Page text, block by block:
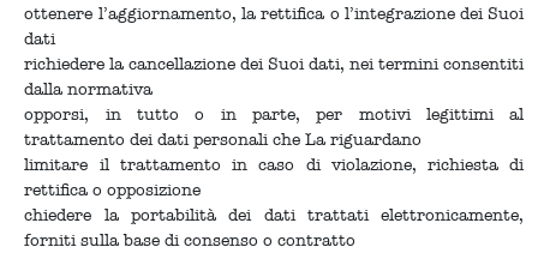
ottenere l’aggiornamento, la rettifica o l’integrazione dei Suoi
dati
richiedere la cancellazione dei Suoi dati, nei termini consentiti
dalla normativa
opporsi, in tutto o in parte, per motivi legittimi al
trattamento dei dati personali che La riguardano
limitare il trattamento in caso di violazione, richiesta di
rettifica o opposizione
chiedere la portabilità dei dati trattati elettronicamente,
forniti sulla base di consenso o contratto